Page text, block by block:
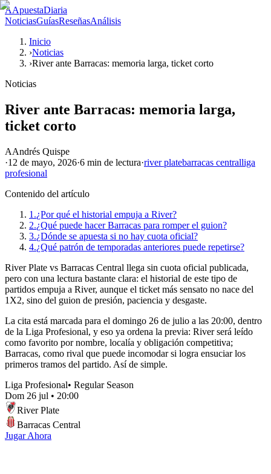
AApuestaDiaria
NoticiasGuíasReseñasAnálisis
Inicio
›Noticias
›River ante Barracas: memoria larga, ticket corto
Noticias
River ante Barracas: memoria larga,
ticket corto
AAndrés Quispe
·12 de mayo, 2026·6 min de lectura·river platebarracas centralliga
profesional
Contenido del artículo
1.¿Por qué el historial empuja a River?
2.¿Qué puede hacer Barracas para romper el guion?
3.¿Dónde se apuesta si no hay cuota oficial?
4.¿Qué patrón de temporadas anteriores puede repetirse?
River Plate vs Barracas Central llega sin cuota oficial publicada,
pero con una lectura bastante clara: el historial de este tipo de
partidos empuja a River, aunque el ticket más sensato no nace del
1X2, sino del guion de presión, paciencia y desgaste.
La cita está marcada para el domingo 26 de julio a las 20:00, dentro
de la Liga Profesional, y eso ya ordena la previa: River será leído
como favorito por nombre, localía y obligación competitiva;
Barracas, como rival que puede incomodar si logra ensuciar los
primeros tramos del partido. Así de simple.
Liga Profesional• Regular Season
Dom 26 jul • 20:00
River Plate
Barracas Central
Jugar Ahora